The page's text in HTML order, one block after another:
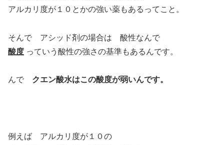
アルカリ度が１０とかの強い薬もあるってこと。
そんで アシッド剤の場合は 酸性なんで
酸度 っていう酸性の強さの基準もあるんです。
んで クエン酸水はこの酸度が弱いんです。
例えば アルカリ度が１０の